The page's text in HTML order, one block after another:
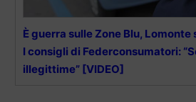
È guerra sulle Zone Blu,
I consigli di Federconsumatori:
illegittime” [VIDEO]